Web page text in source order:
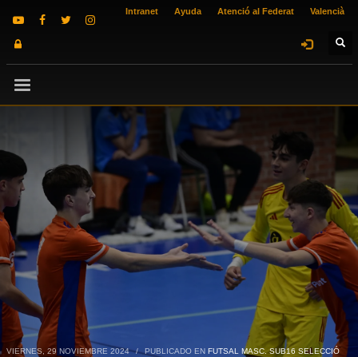
Intranet Ayuda Atenció al Federat Valencià
VIERNES, 29 NOVIEMBRE 2024 / PUBLICADO EN FUTSAL MASC. SUB16 SELECCIÓ